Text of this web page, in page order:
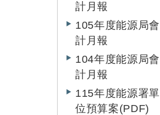
計月報
105年度能源局會
計月報
104年度能源局會
計月報
115年度能源署單
位預算案(PDF)